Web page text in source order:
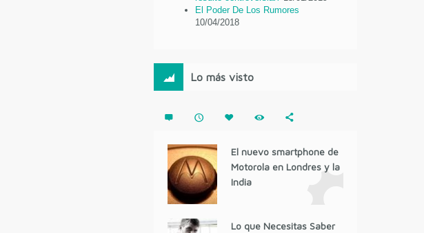
El Poder De Los Rumores
10/04/2018
Lo más visto
El nuevo smartphone de
Motorola en Londres y la
India
Lo que Necesitas Saber